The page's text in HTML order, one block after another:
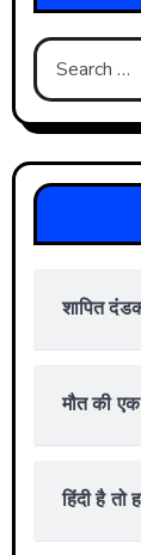
Search
for:
शापित
मौत की
हिंदी है तो